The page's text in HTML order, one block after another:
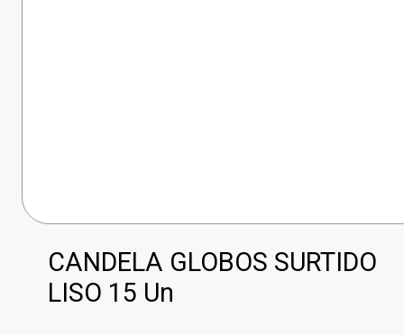
CANDELA GLOBOS SURTIDO
LISO 15 Un